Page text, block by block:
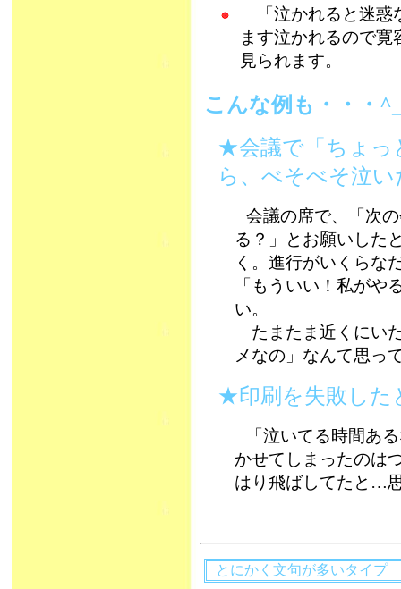
「泣かれると迷惑
ます泣かれるので
見られます。
こんな例も・・
★会議で「ちょっ
ら、べそべそ泣い
会議の席で、「次
る？」とお願いした
く。進行がいくらな
「もういい！私がや
い。
たまたま近くにい
メなの」なんて思っ
★印刷を失敗した
「泣いてる時間あ
かせてしまったのは
はり飛ばしてたと…
とにかく文句が多いタイプ